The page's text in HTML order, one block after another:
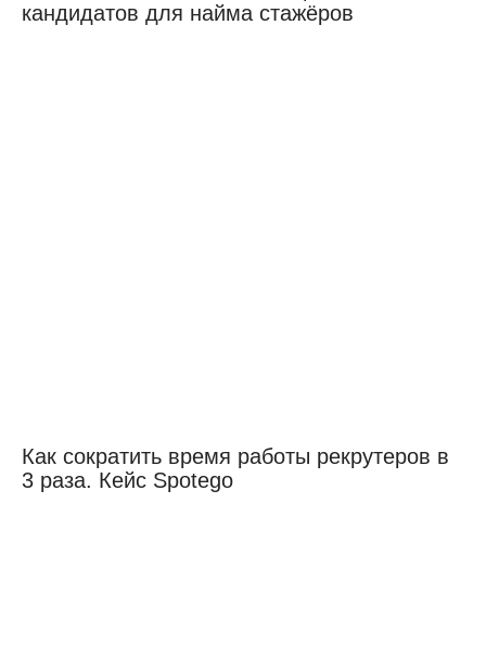
кандидатов для найма стажёров
Как сократить время работы рекрутеров в
3 раза. Кейс Spotego